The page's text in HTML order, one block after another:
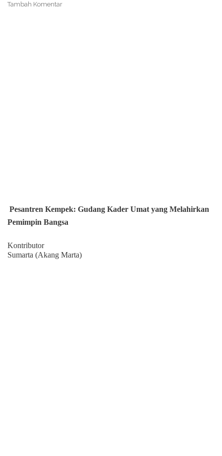
Tambah Komentar
Pesantren Kempek: Gudang Kader Umat yang Melahirkan
Pemimpin Bangsa
Kontributor
Sumarta (Akang Marta)